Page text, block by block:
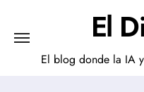
contenido
El
El blog donde la IA